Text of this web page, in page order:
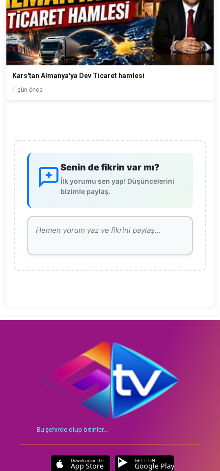
Kars'tan Almanya'ya Dev Ticaret hamlesi
1 gün önce
Senin de fikrin var mı?
İlk yorumu sen yap! Düşüncelerini
bizimle paylaş.
Bu şehirde olup bitinler...
Download on the
App Store
GET IT ON
Google Play